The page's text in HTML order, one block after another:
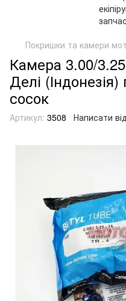
Покришки та камери
Камера 3.00/
Делі
сосок
Артикул: 3508 Написати